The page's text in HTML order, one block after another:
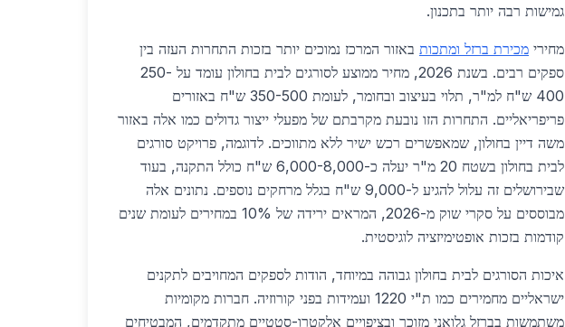
גמישות רבה יותר בתכנון.
מחירי מכירת ברזל ומתכות באזור המרכז נמוכים יותר בזכות התחרות העזה בין
ספקים רבים. בשנת 2026, מחיר ממוצע לסורגים לבית בחולון עומד על 250-
400 ש"ח למ"ר, תלוי בעיצוב ובחומר, לעומת 350-500 ש"ח באזורים
פריפריאליים. התחרות הזו נובעת מקרבתם של מפעלי ייצור גדולים כמו אלה באזור
משה דיין בחולון, שמאפשרים רכש ישיר ללא מתווכים. לדוגמה, פרויקט סורגים
לבית בחולון בשטח 20 מ"ר יעלה כ-6,000-8,000 ש"ח כולל התקנה, בעוד
שבירושלים זה עלול להגיע ל-9,000 ש"ח בגלל מרחקים נוספים. נתונים אלה
מבוססים על סקרי שוק מ-2026, המראים ירידה של 10% במחירים לעומת שנים
קודמות בזכות אופטימיזציה לוגיסטית.
איכות הסורגים לבית בחולון גבוהה במיוחד, הודות לספקים המחויבים לתקנים
ישראליים מחמירים כמו ת"י 1220 ועמידות בפני קורוזיה. חברות מקומיות
משתמשות בברזל גלואני מזוכך ובציפויים אלקטרו-סטטיים מתקדמים, המבטיחים